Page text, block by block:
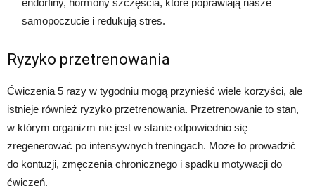
endorfiny, hormony szczęścia, które poprawiają nasze
samopoczucie i redukują stres.
Ryzyko przetrenowania
Ćwiczenia 5 razy w tygodniu mogą przynieść wiele korzyści, ale
istnieje również ryzyko przetrenowania. Przetrenowanie to stan,
w którym organizm nie jest w stanie odpowiednio się
zregenerować po intensywnych treningach. Może to prowadzić
do kontuzji, zmęczenia chronicznego i spadku motywacji do
ćwiczeń.